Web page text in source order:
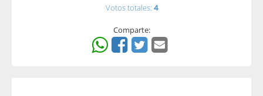
Votos totales: 4
Comparte: